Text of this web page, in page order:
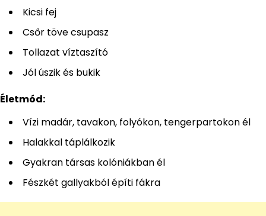
Kicsi fej
Csőr töve csupasz
Tollazat víztaszító
Jól úszik és bukik
Életmód:
Vízi madár, tavakon, folyókon, tengerpartokon él
Halakkal táplálkozik
Gyakran társas kolóniákban él
Fészkét gallyakból építi fákra